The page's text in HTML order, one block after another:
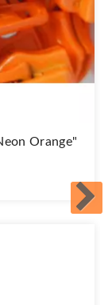
Orange"